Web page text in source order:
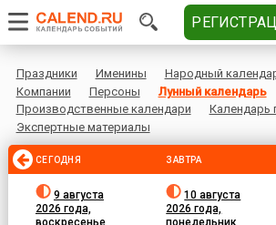
Праздники Именины Народный
Компании
Персоны
Лунный календарь
Производственные календари
Календарь
Экспертные материалы
СЕГОДНЯ
9 августа
2026 года,
воскресенье
ЗАВТРА
10 августа
2026 года,
понедельник